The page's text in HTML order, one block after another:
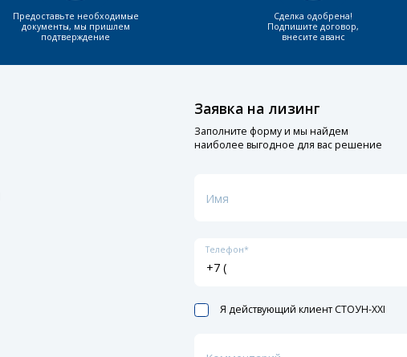
Предоставьте необходимые
документы, мы пришлем
подтверждение
Сделка одобрена!
Подпишите договор,
внесите аванс
Заявка на лизинг
Заполните форму и мы найдем
наиболее выгодное для вас решение
Имя
Телефон*
Я действующий клиент СТОУН-XXI